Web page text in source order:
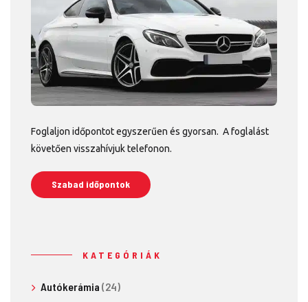
Foglaljon időpontot egyszerűen és gyorsan. A foglalást
követően visszahívjuk telefonon.
Szabad időpontok
KATEGÓRIÁK
Autókerámia (24)